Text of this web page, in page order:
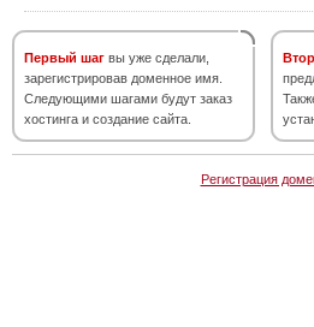
Первый шаг вы уже сделали,
зарегистрировав доменное имя.
Следующими шагами будут заказ
хостинга и создание сайта.
Регистрация